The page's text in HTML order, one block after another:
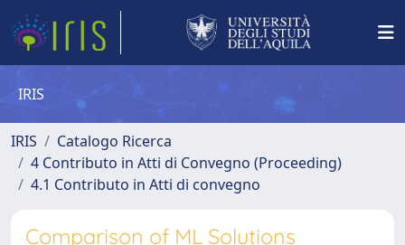
IRIS
IRIS
Catalogo Ricerca
4 Contributo in Atti di Convegno (Proceeding)
4.1 Contributo in Atti di convegno
Comparison of ML Solutions